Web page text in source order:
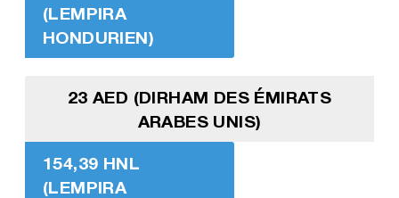
(LEMPIRA
HONDURIEN)
23 AED (DIRHAM DES ÉMIRATS
ARABES UNIS)
154,39 HNL
(LEMPIRA